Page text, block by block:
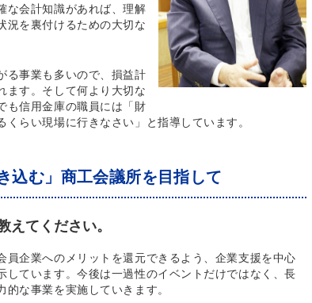
な会計知識があれば、理解
況を裏付けるための大切な
る事業も多いので、損益計
ます。そして何より大切な
も信用金庫の職員には「財
らい現場に行きなさい」と指導しています。
込む」商工会議所を目指して
えてください。
企業へのメリットを還元できるよう、企業支援を中心
しています。今後は一過性のイベントだけではなく、長
な事業を実施していきます。